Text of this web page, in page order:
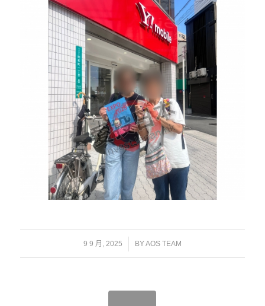
9 9 月, 2025
/ BYAOS TEAM